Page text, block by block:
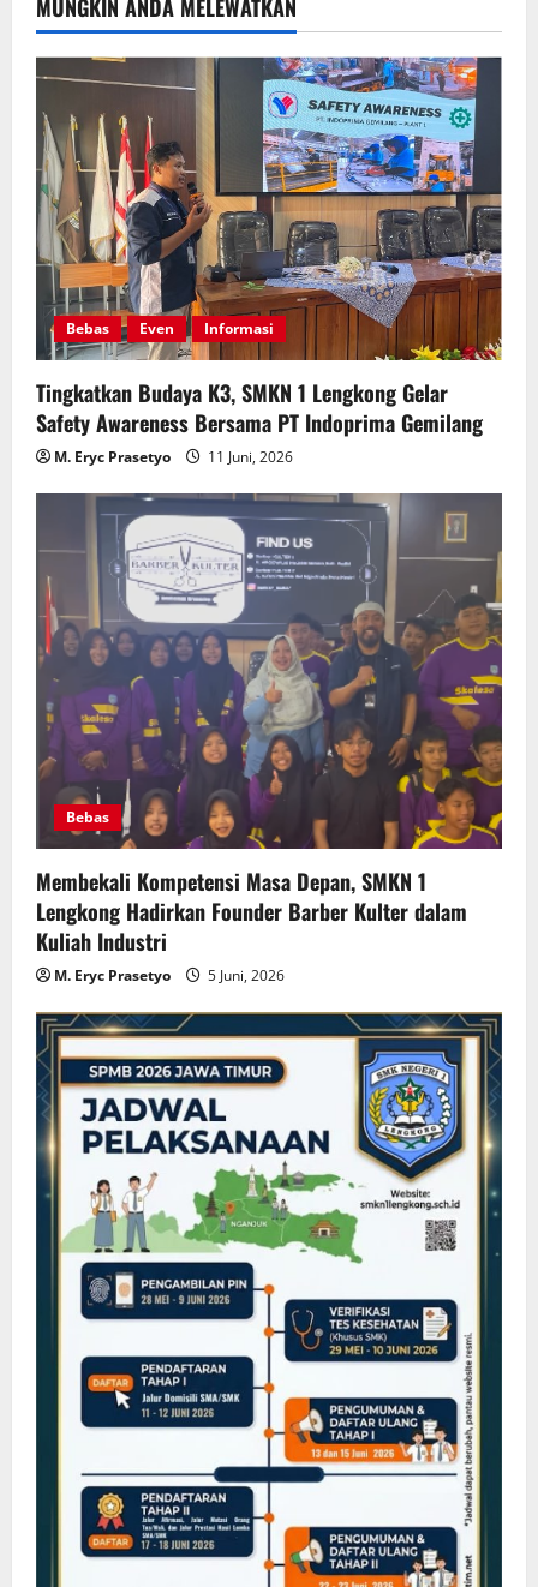
MUNGKIN ANDA MELEWATKAN
Bebas Even Informasi
Tingkatkan Budaya K3, SMKN 1 Lengkong Gelar
Safety Awareness Bersama PT Indoprima Gemilang
M. Eryc Prasetyo 11 Juni, 2026
Bebas
Membekali Kompetensi Masa Depan, SMKN 1
Lengkong Hadirkan Founder Barber Kulter dalam
Kuliah Industri
M. Eryc Prasetyo 5 Juni, 2026